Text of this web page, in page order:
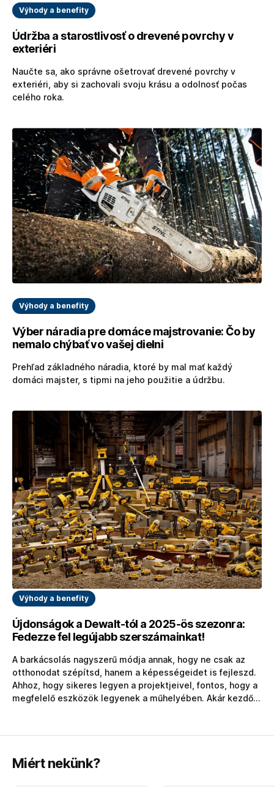
Výhody a benefity
Údržba a starostlivosť o drevené povrchy v
exteriéri
Naučte sa, ako správne ošetrovať drevené povrchy v
exteriéri, aby si zachovali svoju krásu a odolnosť počas
celého roka.
Výhody a benefity
Výber náradia pre domáce majstrovanie: Čo by
nemalo chýbať vo vašej dielni
Prehľad základného náradia, ktoré by mal mať každý
domáci majster, s tipmi na jeho použitie a údržbu.
Výhody a benefity
Újdonságok a Dewalt-tól a 2025-ös szezonra:
Fedezze fel legújabb szerszámainkat!
A barkácsolás nagyszerű módja annak, hogy ne csak az
otthonodat szépítsd, hanem a képességeidet is fejleszd.
Ahhoz, hogy sikeres legyen a projektjeivel, fontos, hogy a
megfelelő eszközök legyenek a műhelyében. Akár kezdő,
teszi a különböző feladatok megoldását a kisebb
Miért nekünk?